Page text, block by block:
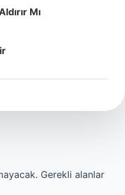
Mı
Gerekli alanlar